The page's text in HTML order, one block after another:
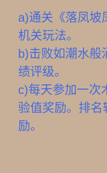
a)通关《落凤坡
机关玩法。
b)击败如潮水般
绩评级。
c)每天参加一次
验值奖励。排名
励。